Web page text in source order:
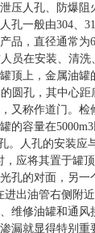
压人孔、防爆
孔一般由304、
品，直径通常为
员在安装、清洗
顶上，金属油罐
圆孔，其中心
又称作道门。
的容量在5000m3
。人孔的安装应
，应将其置于罐
孔的对面，另一
进出油管右侧附
维修油罐和通风
漏就显得特别重